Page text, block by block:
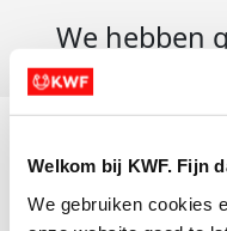
Welkom bij KWF. Fijn
We gebruiken cookies
We hebben
Actiematerialen
Evenementen